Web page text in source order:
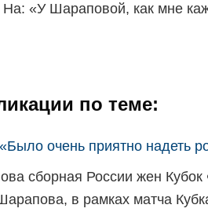
«У Шараповой, как мне
по теме:
очень приятно надеть
сборная России жен
в рамках матча